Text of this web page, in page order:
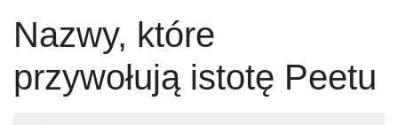
Nazwy, które
przywołują istotę Peetu